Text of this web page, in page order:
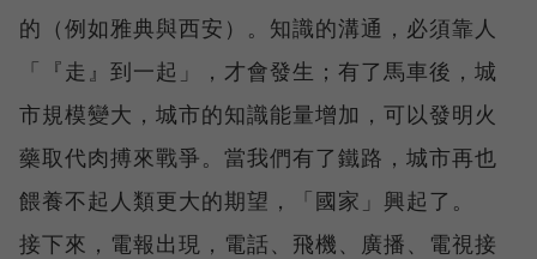
的（例如雅典與西安）。知識的溝通，必須靠人
「『走』到一起」，才會發生；有了馬車後，城
市規模變大，城市的知識能量增加，可以發明火
藥取代肉搏來戰爭。當我們有了鐵路，城市再也
餵養不起人類更大的期望，「國家」興起了。
接下來，電報出現，電話、飛機、廣播、電視接